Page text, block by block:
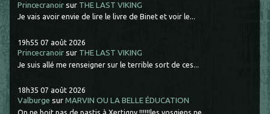
Princecranoir sur THE LAST VIKING
Je vais avoir envie de lire le livre de Binet et voir le...
19h55 07 août 2026
Princecranoir sur THE LAST VIKING
Je suis allé me renseigner sur le terrible sort de ces...
18h35 07 août 2026
Valburge surMARVIN OU LA BELLE ÉDUCATION
On ne boit pas de pastis à Xertigny !!!!!!les vosgiens ne...